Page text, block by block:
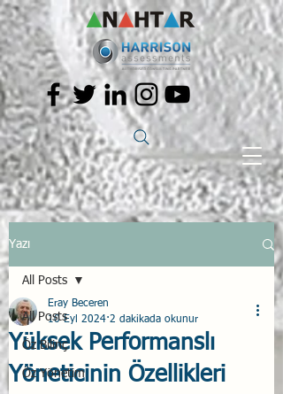
Yazı
All Posts
Öz Bilinç
Öz Yönetim
All Posts
Yüksek Performanslı
Yöneticinin Özellikleri
Eray Beceren
10 Eyl 2024 2 dakikada okunur